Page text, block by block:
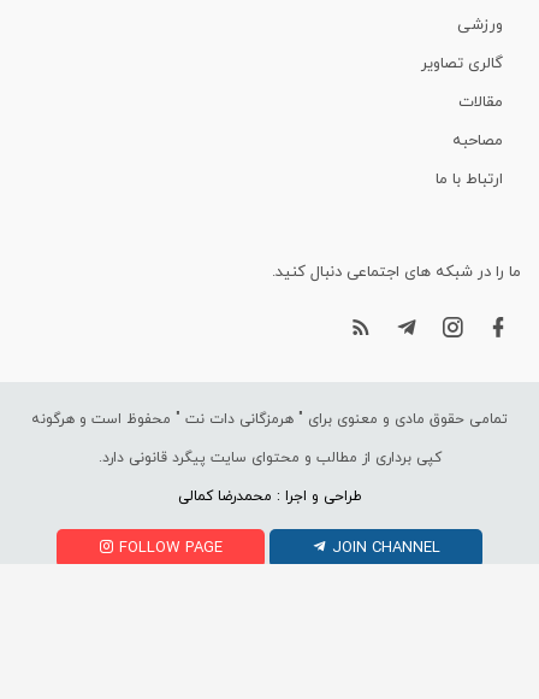
ورزشی
گالری تصاویر
مقالات
مصاحبه
ارتباط با ما
ما را در شبکه های اجتماعی دنبال کنید.
تمامی حقوق مادی و معنوی برای " هرمزگانی دات نت " محفوظ است و هرگونه
کپی برداری از مطالب و محتوای سایت پیگرد قانونی دارد.
طراحی و اجرا : محمدرضا کمالی
FOLLOW PAGE JOIN CHANNEL